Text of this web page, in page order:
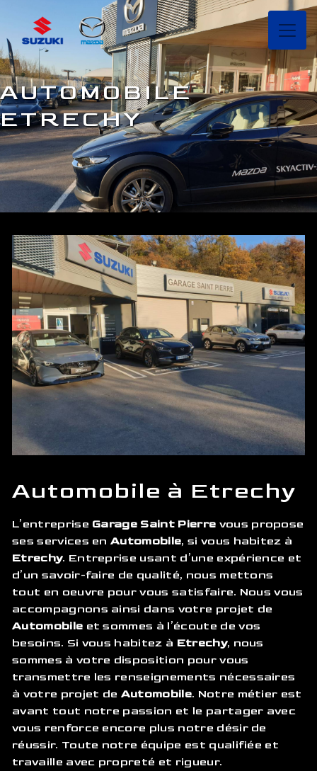
Panneau de gestion des cookies
AUTOMOBILE
ETRECHY
Automobile à Etrechy
L’entreprise Garage Saint Pierre vous propose
ses services enAutomobile, si vous habitez à
Etrechy. Entreprise usant d’une expérience et
d’un savoir-faire de qualité, nous mettons
tout en oeuvre pour vous satisfaire. Nous vous
accompagnons ainsi dans votre projet de
Automobile et sommes à l’écoute de vos
besoins. Si vous habitez à Etrechy, nous
sommes à votre disposition pour vous
transmettre les renseignements nécessaires
à votre projet de Automobile. Notre métier est
avant tout notre passion et le partager avec
vous renforce encore plus notre désir de
réussir. Toute notre équipe est qualifiée et
travaille avec propreté et rigueur.